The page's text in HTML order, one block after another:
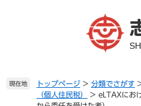
現在地 トップページ > 分類でさがす
（個人住民税）
> eLTAXにお